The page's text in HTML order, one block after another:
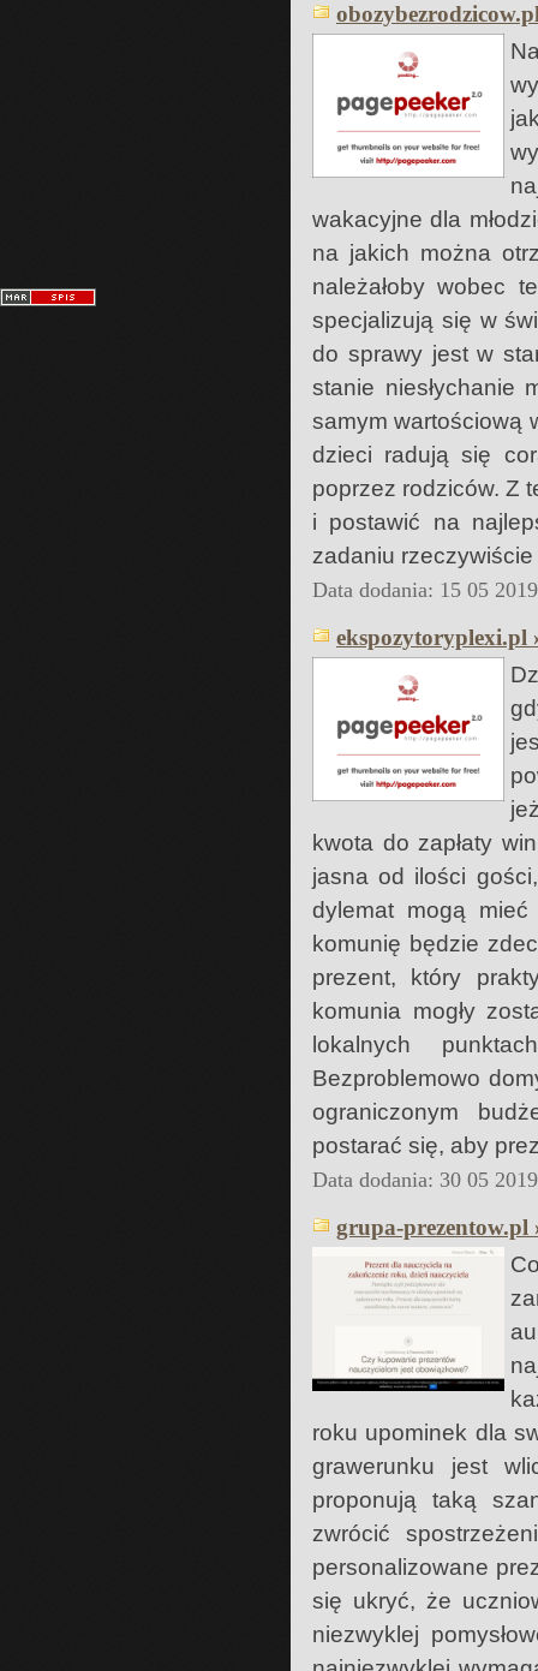
wakacyjne dla
na jakich można
należałoby wobec
specjalizują się w
do sprawy jest w
stanie niesłychanie
samym wartościową
dzieci radują się
poprzez rodziców. Z
i postawić na
zadaniu
Data dodania: 15 05
ekspozytoryplexi.pl
kwota do zapłaty
jasna od ilości
dylemat mogą
komunię będzie
prezent, który
komunia mogły
lokalnych
Bezproblemowo
ograniczonym
postarać się, aby
Data dodania: 30 05
grupa-prezentow.pl
roku upominek dla
grawerunku jest
proponują taką
zwrócić
personalizowane
się ukryć, że
niezwyklej